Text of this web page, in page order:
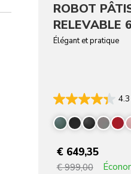
ROBOT
RELEVABLE
Élégant et pratique
4.3
€ 649,35
€ 999,00